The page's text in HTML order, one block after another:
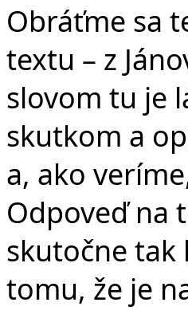
Obráťme sa
textu – z
slovom tu je
skutkom a
a, ako
Odpoveď na
skutočne tak
tomu, že je